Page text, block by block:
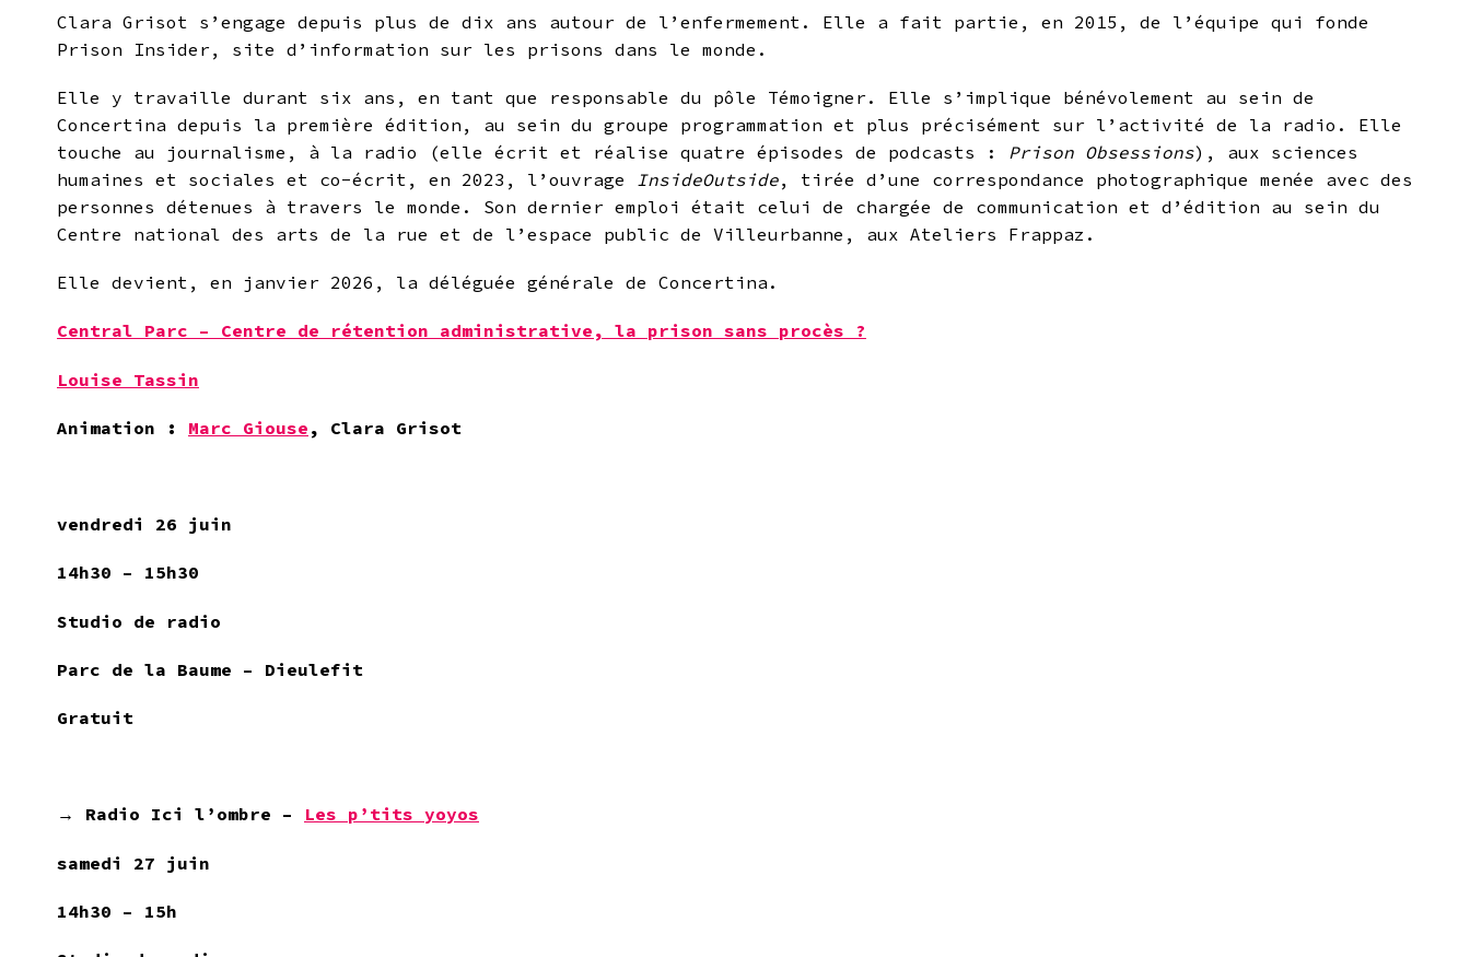
Clara Grisot s’engage depuis plus de dix ans autour de l’enfermement. Elle a fait partie, en 2015, de l’équipe qui fonde
Prison Insider, site d’information sur les prisons dans le monde.
Elle y travaille durant six ans, en tant que responsable du pôle Témoigner. Elle s’implique bénévolement au sein de
Concertina depuis la première édition, au sein du groupe programmation et plus précisément sur l’activité de la radio. Elle
touche au journalisme, à la radio (elle écrit et réalise quatre épisodes de podcasts : Prison Obsessions), aux sciences
humaines et sociales et co-écrit, en 2023, l’ouvrage InsideOutside, tirée d’une correspondance photographique menée avec des
personnes détenues à travers le monde. Son dernier emploi était celui de chargée de communication et d’édition au sein du
Centre national des arts de la rue et de l’espace public de Villeurbanne, aux Ateliers Frappaz.
Elle devient, en janvier 2026, la déléguée générale de Concertina.
Central Parc – Centre de rétention administrative, la prison sans procès ?
Louise Tassin
Animation : Marc Giouse , Clara Grisot
vendredi 26 juin
14h30 – 15h30
Studio de radio
Parc de la Baume – Dieulefit
Gratuit
→ Radio Ici l’ombre – Les p’tits yoyos
samedi 27 juin
14h30 – 15h